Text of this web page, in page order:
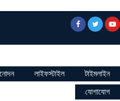
লাইফস্টাইল টাইমলাইন
যোগাযোগ